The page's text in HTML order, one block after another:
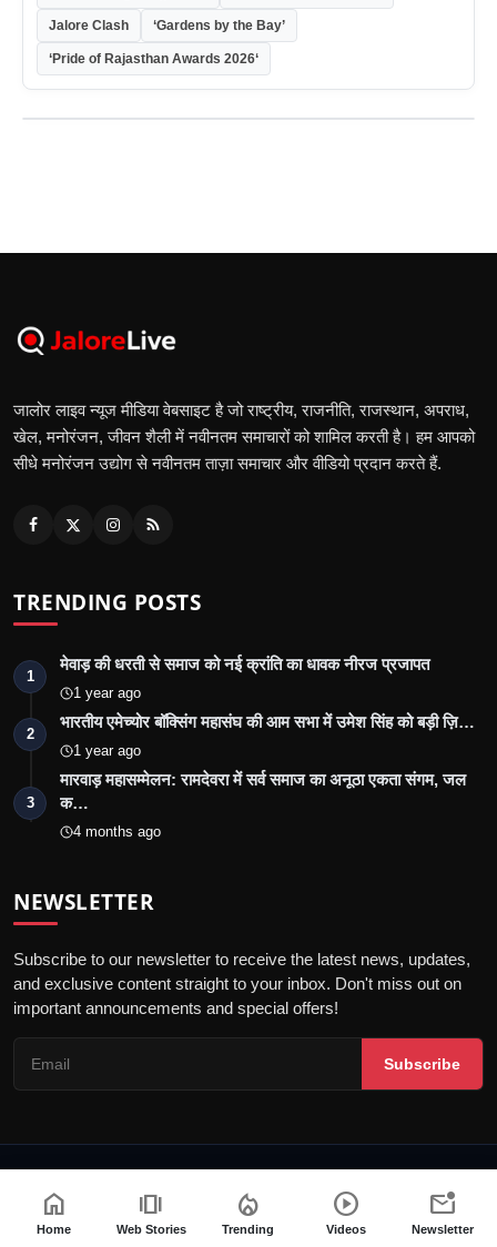
Jalore Clash ‘Gardens by the Bay’
‘Pride of Rajasthan Awards 2026‘
जालोर लाइव न्यूज मीडिया वेबसाइट है जो राष्ट्रीय, राजनीति, राजस्थान, अपराध,
खेल, मनोरंजन, जीवन शैली में नवीनतम समाचारों को शामिल करती है। हम आपको
सीधे मनोरंजन उद्योग से नवीनतम ताज़ा समाचार और वीडियो प्रदान करते हैं.
TRENDING POSTS
1
मेवाड़ की धरती से समाज को नई क्रांति का धावक नीरज प्रजापत
1 year ago
2
भारतीय एमेच्योर बॉक्सिंग महासंघ की आम सभा में उमेश सिंह को बड़ी ज़ि…
1 year ago
3
मारवाड़ महासम्मेलन: रामदेवरा में सर्व समाज का अनूठा एकता संगम, जल
क…
4 months ago
NEWSLETTER
Subscribe to our newsletter to receive the latest news, updates,
and exclusive content straight to your inbox. Don't miss out on
important announcements and special offers!
Subscribe
संपादकीय नीतिनियम और शर्तें पीआर न्यूज़वायर
home
Home
amp_stories
Web Stories
local_fire_department
Trending
play_circle
Videos
mark_email_unread
Newsletter